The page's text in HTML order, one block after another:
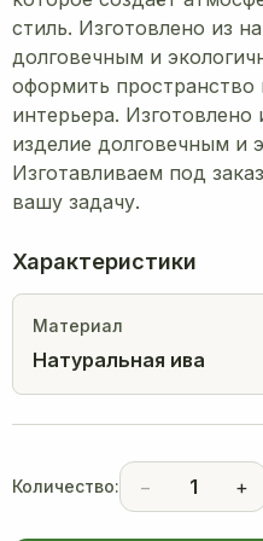
стиль. Изготовлено из
долговечным и
оформить
интерьера. Изготовлено
изделие долговечным и
Изготавливаем под
вашу задачу.
Характеристики
Материал
Натуральная ива
Количество: − 1 +